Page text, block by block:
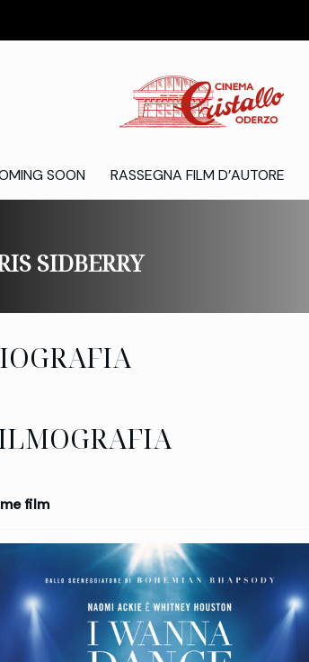
SOON RASSEGNA FILM D’AUTORE
SIDBERRY
film